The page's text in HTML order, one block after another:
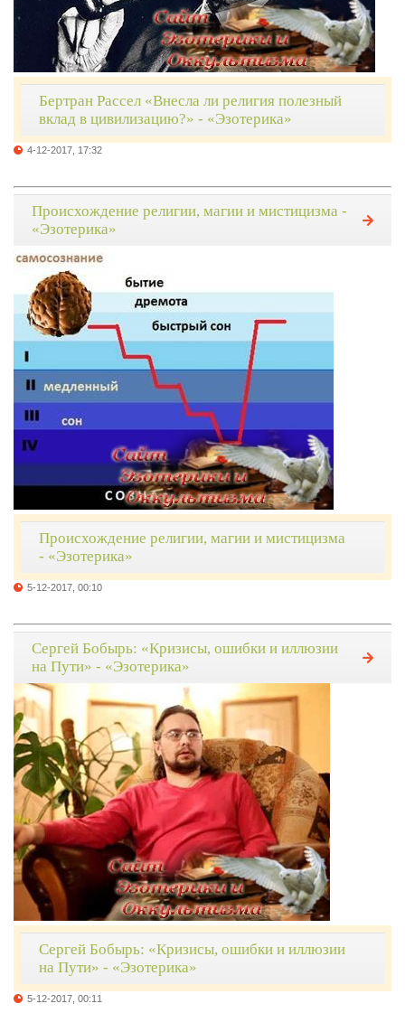
Бертран Рассел «Внесла ли религия полезный
вклад в цивилизацию?» - «Эзотерика»
4-12-2017, 17:32
Происхождение религии, магии и мистицизма -
«Эзотерика»
Происхождение религии, магии и мистицизма
- «Эзотерика»
5-12-2017, 00:10
Сергей Бобырь: «Кризисы, ошибки и иллюзии
на Пути» - «Эзотерика»
Сергей Бобырь: «Кризисы, ошибки и иллюзии
на Пути» - «Эзотерика»
5-12-2017, 00:11